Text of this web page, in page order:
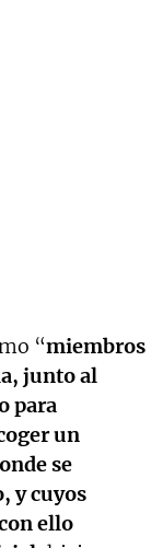
“miembros
junto al
para
un
se
y cuyos
ello